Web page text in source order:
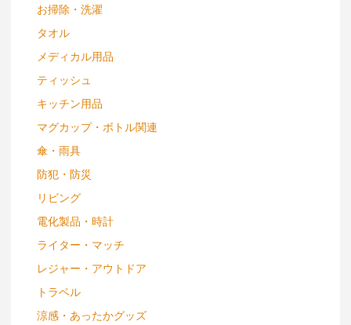
お掃除・洗濯
タオル
メディカル用品
ティッシュ
キッチン用品
マグカップ・ボトル関連
傘・雨具
防犯・防災
リビング
電化製品・時計
ライター・マッチ
レジャー・アウトドア
トラベル
涼感・あったかグッズ